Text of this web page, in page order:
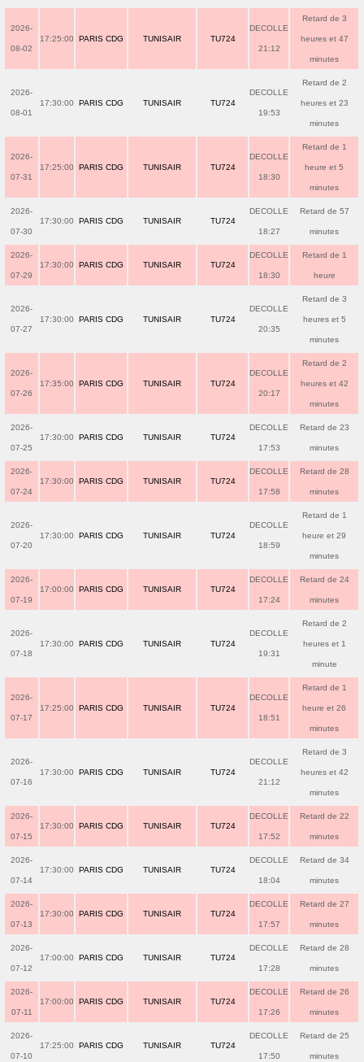
2026-
08-02
17:25:00 PARIS CDG TUNISAIR TU724
DECOLLE
21:12
Retard de 3
heures et 47
minutes
2026-
08-01
17:30:00 PARIS CDG TUNISAIR TU724
DECOLLE
19:53
Retard de 2
heures et 23
minutes
2026-
07-31
17:25:00 PARIS CDG TUNISAIR TU724
DECOLLE
18:30
Retard de 1
heure et 5
minutes
2026-
07-30
17:30:00 PARIS CDG TUNISAIR TU724
DECOLLE
18:27
Retard de 57
minutes
2026-
07-29
17:30:00 PARIS CDG TUNISAIR TU724
DECOLLE
18:30
Retard de 1
heure
2026-
07-27
17:30:00 PARIS CDG TUNISAIR TU724
DECOLLE
20:35
Retard de 3
heures et 5
minutes
2026-
07-26
17:35:00 PARIS CDG TUNISAIR TU724
DECOLLE
20:17
Retard de 2
heures et 42
minutes
2026-
07-25
17:30:00 PARIS CDG TUNISAIR TU724
DECOLLE
17:53
Retard de 23
minutes
2026-
07-24
17:30:00 PARIS CDG TUNISAIR TU724
DECOLLE
17:58
Retard de 28
minutes
2026-
07-20
17:30:00 PARIS CDG TUNISAIR TU724
DECOLLE
18:59
Retard de 1
heure et 29
minutes
2026-
07-19
17:00:00 PARIS CDG TUNISAIR TU724
DECOLLE
17:24
Retard de 24
minutes
2026-
07-18
17:30:00 PARIS CDG TUNISAIR TU724
DECOLLE
19:31
Retard de 2
heures et 1
minute
2026-
07-17
17:25:00 PARIS CDG TUNISAIR TU724
DECOLLE
18:51
Retard de 1
heure et 26
minutes
2026-
07-16
17:30:00 PARIS CDG TUNISAIR TU724
DECOLLE
21:12
Retard de 3
heures et 42
minutes
2026-
07-15
17:30:00 PARIS CDG TUNISAIR TU724
DECOLLE
17:52
Retard de 22
minutes
2026-
07-14
17:30:00 PARIS CDG TUNISAIR TU724
DECOLLE
18:04
Retard de 34
minutes
2026-
07-13
17:30:00 PARIS CDG TUNISAIR TU724
DECOLLE
17:57
Retard de 27
minutes
2026-
07-12
17:00:00 PARIS CDG TUNISAIR TU724
DECOLLE
17:28
Retard de 28
minutes
2026-
07-11
17:00:00 PARIS CDG TUNISAIR TU724
DECOLLE
17:26
Retard de 26
minutes
2026-
07-10
17:25:00 PARIS CDG TUNISAIR TU724
DECOLLE
17:50
Retard de 25
minutes